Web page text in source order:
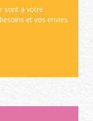
sont à votre
et vos envies.